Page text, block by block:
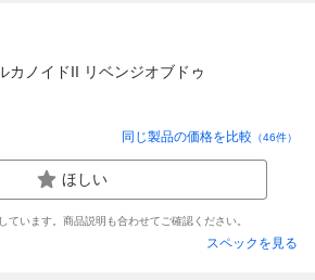
カノイドII リベンジオブドゥ
同じ製品の価格を比較 （46件）
ほしい
ています。商品説明も合わせてご確認ください。
スペックを見る